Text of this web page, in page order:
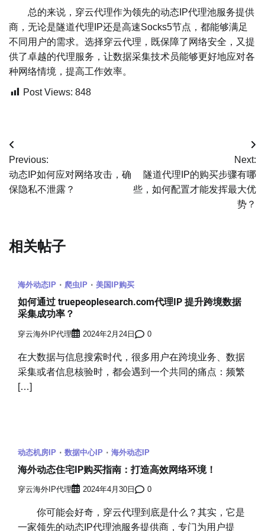
总的来说，穿云代理作为领先的动态IP代理池服务提供
商，无论是隧道代理IP还是高速Socks5节点，都能够满足
不同用户的需求。选择穿云代理，既保障了网络安全，又提
供了卓越的代理服务，让数据采集技术员能够更好地应对各
种网络情境，提高工作效率。
Post Views: 848
文
章
导
Previous:
动态IP如何应对网络攻击，确
保隐私不泄露？
Next:
隧道代理IP的购买步骤有哪
些，如何配置才能发挥最大优
势？
相关帖子
海外动态IP 爬虫IP 美国IP购买
如何通过 truepeoplesearch.com代理IP 提升跨境数据
采集成功率？
穿云海外IP代理 2024年2月24日 0
在大数据与信息搜索时代，很多用户在跨境业务、数据
采集或者信息核验时，都会遇到一个共同的痛点：频繁
[…]
动态机房IP 数据中心IP 海外动态IP
海外动态住宅IP购买指南：打造高效网络环境！
穿云海外IP代理 2024年4月30日 0
你可能会好奇，穿云代理到底是什么？其实，它是
一家领先的动态IP代理池服务提供商，专门为用户提